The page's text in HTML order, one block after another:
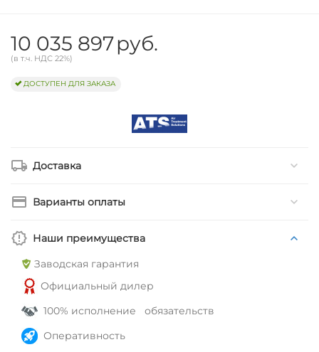
10 035 897руб.
(в т.ч. НДС 22%)
ДОСТУПЕН ДЛЯ ЗАКАЗА
Доставка
Варианты оплаты
Наши преимущества
Заводская гарантия
Официальный дилер
100% исполнение обязательств
Оперативность